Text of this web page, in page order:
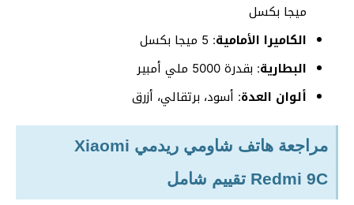
ميجا بكسل
الكاميرا الأمامية: 5 ميجا بكسل
البطارية: بقدرة 5000 ملي أمبير
ألوان العدة: أسود، برتقالي، أزرق
مراجعة هاتف شاومي ريدمي Xiaomi
Redmi 9C تقييم شامل